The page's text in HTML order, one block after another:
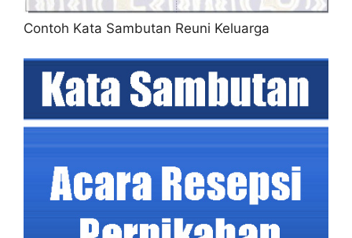
Contoh Kata Sambutan Reuni Keluarga